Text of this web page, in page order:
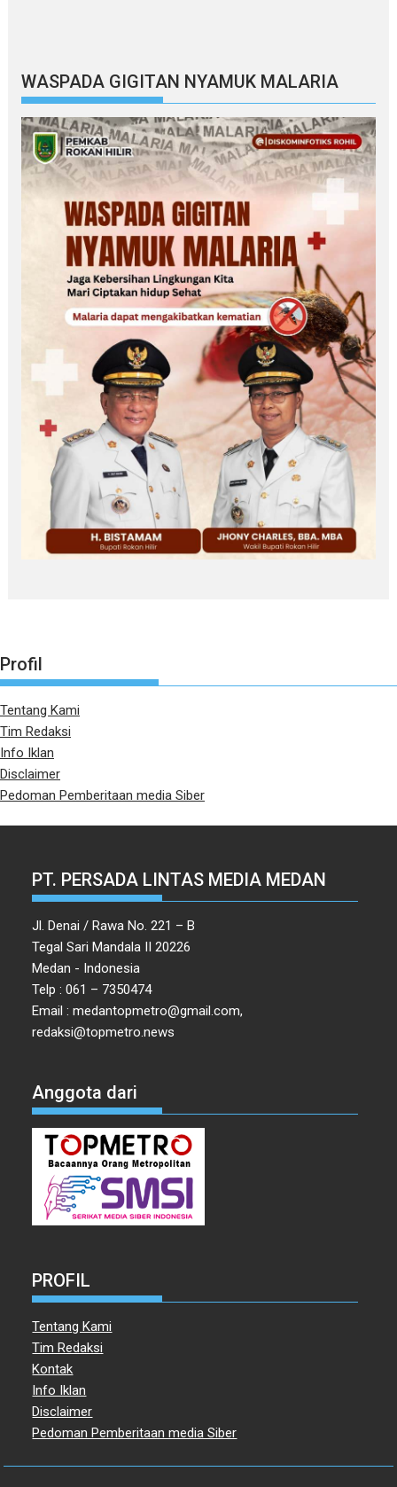
WASPADA GIGITAN NYAMUK MALARIA
Profil
Tentang Kami
Tim Redaksi
Info Iklan
Disclaimer
Pedoman Pemberitaan media Siber
PT. PERSADA LINTAS MEDIA MEDAN
Jl. Denai / Rawa No. 221 – B
Tegal Sari Mandala II 20226
Medan - Indonesia
Telp : 061 – 7350474
Email : medantopmetro@gmail.com,
redaksi@topmetro.news
Anggota dari
PROFIL
Tentang Kami
Tim Redaksi
Kontak
Info Iklan
Disclaimer
Pedoman Pemberitaan media Siber